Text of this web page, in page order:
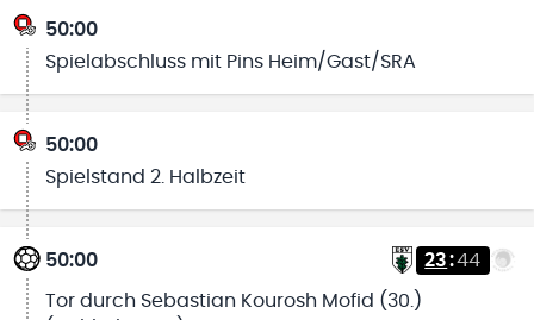
50:00
Spielabschluss mit Pins Heim/Gast/SRA
50:00
Spielstand 2. Halbzeit
50:00 23:44
Tor durch Sebastian Kourosh Mofid (30.)